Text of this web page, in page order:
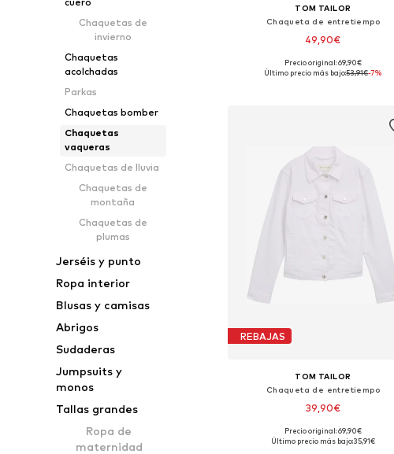
Chaquetas de
invierno
Chaquetas
acolchadas
Parkas
Chaquetas bomber
Chaquetas
vaqueras
Chaquetas de lluvia
Chaquetas de
montaña
Chaquetas de
plumas
Jerséis y punto
Ropa interior
Blusas y camisas
Abrigos
Sudaderas
Jumpsuits y
monos
Tallas grandes
Ropa de
maternidad
TOM TAILOR
Chaqueta de entretiempo
49,90€
Tallas disponibles: XS, S, M, L, XXL
Precio original: 69,90€
Último precio más bajo:53,91€-7%
REBAJAS
TOM TAILOR
Chaqueta de entretiempo
39,90€
Tallas disponibles: S
Precio original: 69,90€
Último precio más bajo:35,91€